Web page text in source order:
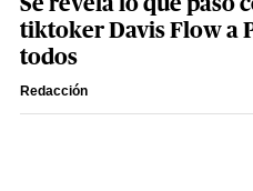
tiktoker Davis Flow a
todos
Redacción